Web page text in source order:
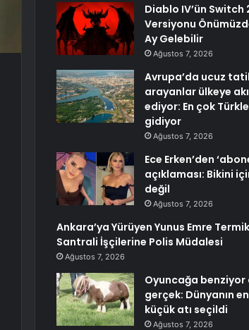
Diablo IV’ün Switch
Versiyonu
Ay Gelebilir
Ağustos 7, 2026
Avrupa’da ucuz tatil
arayanlar ülkeye
ediyor: En çok
gidiyor
Ağustos 7, 2026
Ece Erken’den
açıklaması: Bikini
değil
Ağustos 7, 2026
Ankara’ya Yürüyen Yunus Emre Termik
Santrali İşçilerine Polis Müdalesi
Ağustos 7, 2026
Oyuncağa benziyor
gerçek: Dünyanın en
küçük atı seçildi
Ağustos 7, 2026